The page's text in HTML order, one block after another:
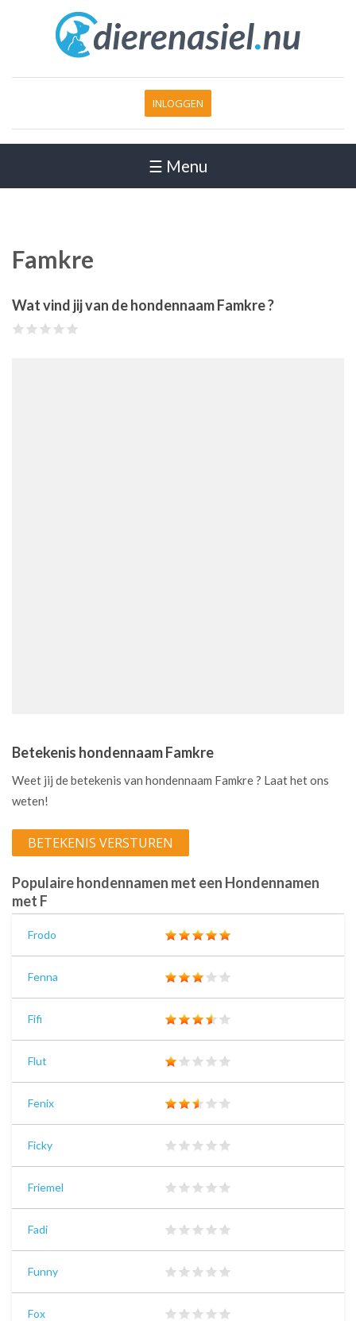
INLOGGEN
☰ Menu
Famkre
Wat vind jij van de hondennaam Famkre ?
Betekenis hondennaam Famkre
Weet jij de betekenis van hondennaam Famkre ? Laat het ons
weten!
BETEKENIS VERSTUREN
Populaire hondennamen met een Hondennamen
met F
Frodo
Fenna
Fifi
Flut
Fenix
Ficky
Friemel
Fadi
Funny
Fox